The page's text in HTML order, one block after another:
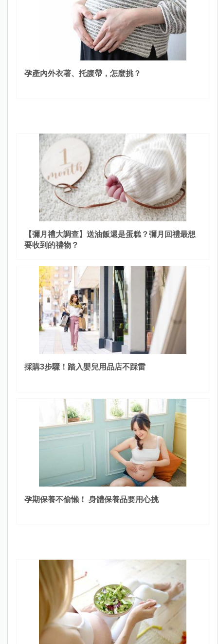
孕產內外衣著、托腹帶，怎麼挑？
【彌月禮大調查】送油飯還是蛋糕？彌月回禮最想
要收到的禮物？
採購3步驟！踏入嬰兒用品店不踩雷
孕期保養不偷懶！ 身體保養品要用心挑